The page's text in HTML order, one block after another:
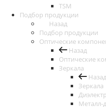
TSM
Подбор продукции
Назад
Подбор продукции
Оптические
Назад
Оптические
Зеркала
Назад
Зеркала
Металл-